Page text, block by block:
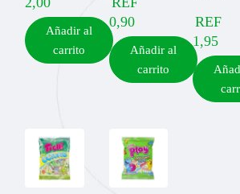
Añadir al
carrito
0,90
Añadir al
carrito
REF
1,95